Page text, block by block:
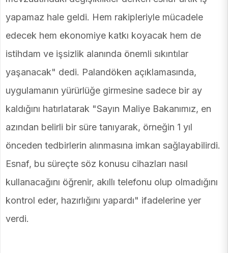
yapamaz hale geldi. Hem rakipleriyle mücadele
edecek hem ekonomiye katkı koyacak hem de
istihdam ve işsizlik alanında önemli sıkıntılar
yaşanacak" dedi. Palandöken açıklamasında,
uygulamanın yürürlüğe girmesine sadece bir ay
kaldığını hatırlatarak "Sayın Maliye Bakanımız, en
azından belirli bir süre tanıyarak, örneğin 1 yıl
önceden tedbirlerin alınmasına imkan sağlayabilirdi.
Esnaf, bu süreçte söz konusu cihazları nasıl
kullanacağını öğrenir, akıllı telefonu olup olmadığını
kontrol eder, hazırlığını yapardı" ifadelerine yer
verdi.